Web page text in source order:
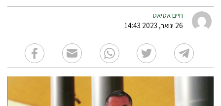
חיים אטיאס
26 ינואר, 2023 14:43